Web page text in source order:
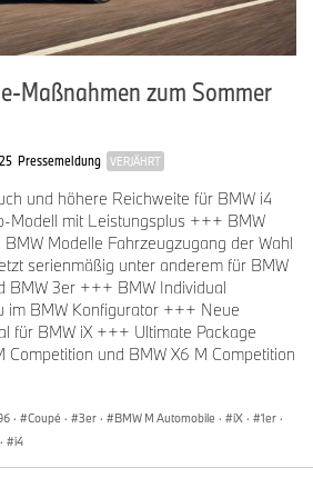
ein extrovertierter Auftritt
des neuen BMW X6 M Competition.
trägt vor allem die neugestaltete
verfügen jetzt über neue Matrix-
und blendfreiem Fernlicht BMW
weisen eine
Ausführung um 35 Millimeter flachere
sie auch als M Shadow Line Leuchten
ist jetzt vollständig in Schwarz gehalten.
vergrößerte Modellschriftzüge
Außerdem bilden die BMW Niere und
jetzt einen gemeinsamen in
Bereich.
die klare Formensprache und die
sowie der Heckspoiler des
optional auch in Carbon-Ausführung
Maßnahmen zum Sommer
Pressemeldung VERJÄHRT
und höhere Reichweite für BMW i4
Modell mit Leistungsplus +++ BMW
Modelle Fahrzeugzugang der Wahl
serienmäßig unter anderem für BMW
BMW 3er +++ BMW Individual
im BMW Konfigurator +++ Neue
für BMW iX +++ Ultimate Package
Competition und BMW X6 M Competition
· Coupé · 3er · BMW M Automobile · iX · 1er ·
· i4